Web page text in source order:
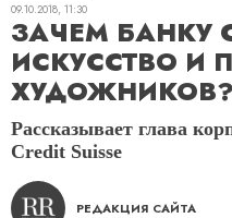
09.10.2018, 11:30
ЗАЧЕМ БАНКУ
ИСКУССТВО И
ХУДОЖНИКОВ?
Рассказывает глава
Credit Suisse
РЕДАКЦИЯ САЙТА